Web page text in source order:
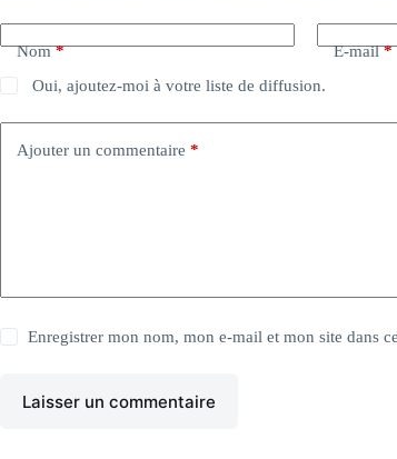
Nom* E-mail*
Oui, ajoutez-moi à votre liste de diffusion.
Ajouter un commentaire *
Enregistrer mon nom, mon e-mail et mon site dans
Laisser un commentaire